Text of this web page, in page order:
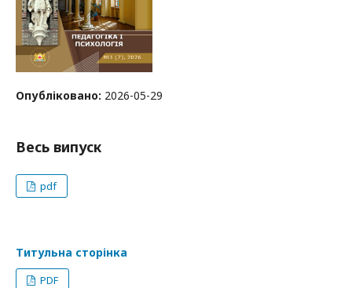
Опубліковано: 2026-05-29
Весь випуск
pdf
Титульна сторінка
PDF